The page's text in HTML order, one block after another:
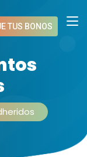
TUS BONOS